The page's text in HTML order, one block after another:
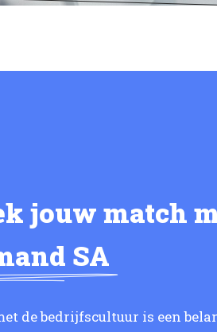
jouw match
SA
de bedrijfscultuur is een